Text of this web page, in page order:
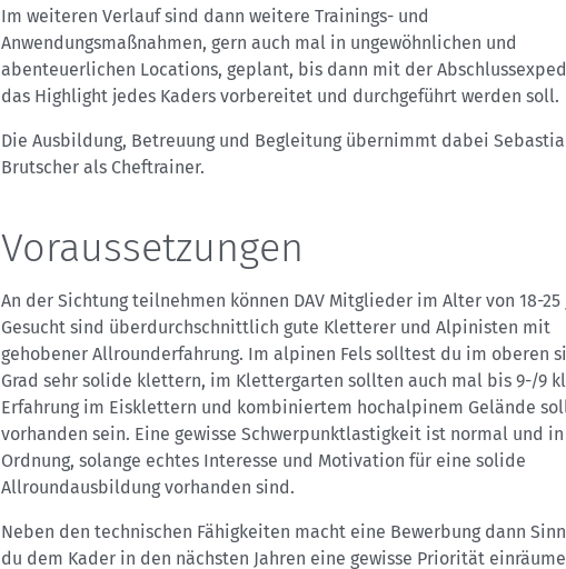
Im weiteren Verlauf sind dann weitere Trainings- und
Anwendungsmaßnahmen, gern auch mal in ungewöhnlichen und
abenteuerlichen Locations, geplant, bis dann mit der
das Highlight jedes Kaders vorbereitet und durchgeführt werden soll.
Die Ausbildung, Betreuung und Begleitung übernimmt dabei
Brutscher als Cheftrainer.
Voraussetzungen
An der Sichtung teilnehmen können DAV Mitglieder im Alter von 18-25
Gesucht sind überdurchschnittlich gute Kletterer und Alpinisten mit
gehobener Allrounderfahrung. Im alpinen Fels solltest du im oberen
Grad sehr solide klettern, im Klettergarten sollten auch mal bis 9-/9
Erfahrung im Eisklettern und kombiniertem hochalpinem Gelände
vorhanden sein. Eine gewisse Schwerpunktlastigkeit ist normal und in
Ordnung, solange echtes Interesse und Motivation für eine solide
Allroundausbildung vorhanden sind.
Neben den technischen Fähigkeiten macht eine Bewerbung dann
du dem Kader in den nächsten Jahren eine gewisse Priorität